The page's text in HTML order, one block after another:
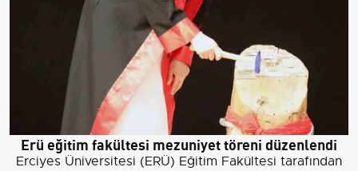
Erü eğitim fakültesi mezuniyet töreni düzenlendi
Erciyes Üniversitesi (ERÜ) Eğitim Fakültesi tarafından